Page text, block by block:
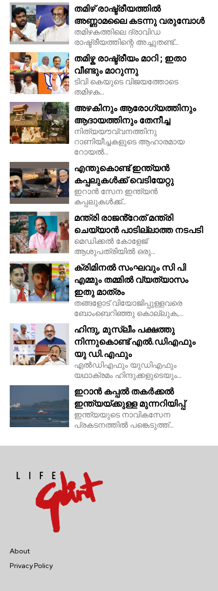
തമിഴ് രാഷ്ട്രീയത്തിൽ
അണ്ണാമലൈ കടന്നു വരുമ്പോൾ
തമിഴകത്തിലെ ദ്രാവിഡ
രാഷ്ട്രീയത്തിന്റെ അച്ചുതണ്ട്...
തമിഴ്ക രാഷ്ട്രീയം മാറി ; ഇതാ
വീണ്ടും മാറുന്നു
ടിവി കെയുടെ വിജയത്തോടെ
തമിഴക...
അഴകിനും ആരോഗ്യത്തിനും
ആദായത്തിനും തേനീച്ച
നിത്യയൗവ്വനത്തിനു
റാണിയീച്ചകളുടെ ആഹാരമായ
റോയല്‍...
എന്തുകൊണ്ട് ഇന്ത്യൻ
കപ്പലുകൾക്ക് വെടിയേറ്റു
ഇറാൻ സേന ഇന്ത്യൻ
കപ്പലുകൾക്ക്...
മന്ത്രി രാജൻ്റേത് മന്ത്രി
ചെയ്യാൻ പാടില്ലാത്ത നടപടി
മെഡിക്കൽ കോളേജ്
ആശുപത്രിയിൽ ഒരു...
ക്രിമിനൽ സംഘവും സി പി
എമ്മും തമ്മിൽ വ്യത്യാസം
ഇതു മാത്രം
തങ്ങളോട് വിയോജിപ്പുള്ളവരെ
ബോംബെറിഞ്ഞു കൊല്ലുക,...
ഹിന്ദു, മുസ്ലീം പക്ഷത്തു
നിന്നുകൊണ്ട് എൽ.ഡിഎഫും
യു ഡി.എഫും
എൽഡിഎഫും യുഡിഎഫും
യഥാക്രമം ഹിന്ദുക്കളുടെയും...
ഇറാൻ കപ്പൽ തകർക്കൽ
ഇന്ത്യയ്ക്കുള്ള മുന്നറിയിപ്പ്
ഇന്ത്യയുടെ നാവികസേന
പ്രകടനത്തിൽ പങ്കെടുത്ത്...
About
Privacy Policy